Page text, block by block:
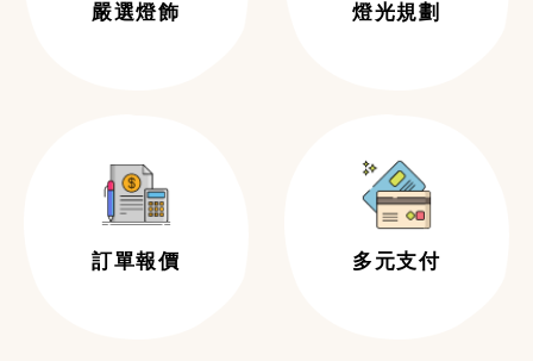
嚴選燈飾 燈光規劃
訂單報價 多元支付